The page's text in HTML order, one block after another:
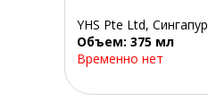
YHS Pte Ltd, Сингапур
Объем: 375 мл
Временно нет